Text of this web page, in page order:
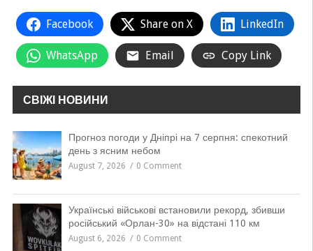
Facebook Share on X LinkedIn
WhatsApp Email Copy Link
СВІЖІ НОВИНИ
Прогноз погоди у Дніпрі на 7 серпня: спекотний
день з ясним небом
August 7, 2026 0 Comment
Українські військові встановили рекорд, збивши
російський «Орлан-30» на відстані 110 км
August 6, 2026 0 Comment